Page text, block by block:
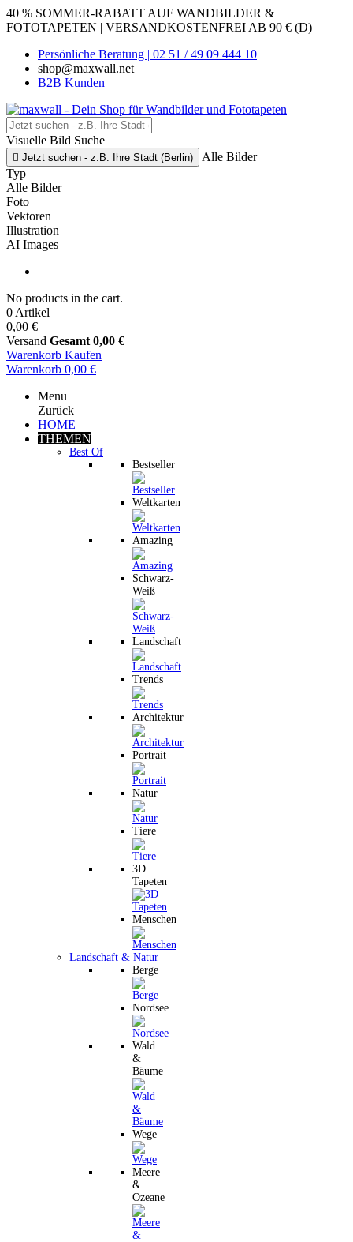
40 % SOMMER-RABATT AUF WANDBILDER &
FOTOTAPETEN | VERSANDKOSTENFREI AB 90 € (D)
Persönliche Beratung | 02 51 / 49 09 444 10
shop@maxwall.net
B2B Kunden
Visuelle Bild Suche
 Jetzt suchen - z.B. Ihre Stadt (Berlin)
Alle Bilder
Typ
Alle Bilder
Foto
Vektoren
Illustration
AI Images
No products in the cart.
0 Artikel
0,00 €
Versand Gesamt 0,00 €
Warenkorb Kaufen
Warenkorb 0,00 €
Menu
Zurück
HOME
THEMEN
Best Of
Bestseller
Weltkarten
Amazing
Schwarz-
Weiß
Landschaft
Trends
Architektur
Portrait
Natur
Tiere
3D
Tapeten
Menschen
Landschaft & Natur
Berge
Nordsee
Wald
&
Bäume
Wege
Meere
&
Ozeane